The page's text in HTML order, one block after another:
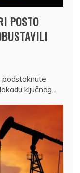
POSTO
podstaknute
ključnog…